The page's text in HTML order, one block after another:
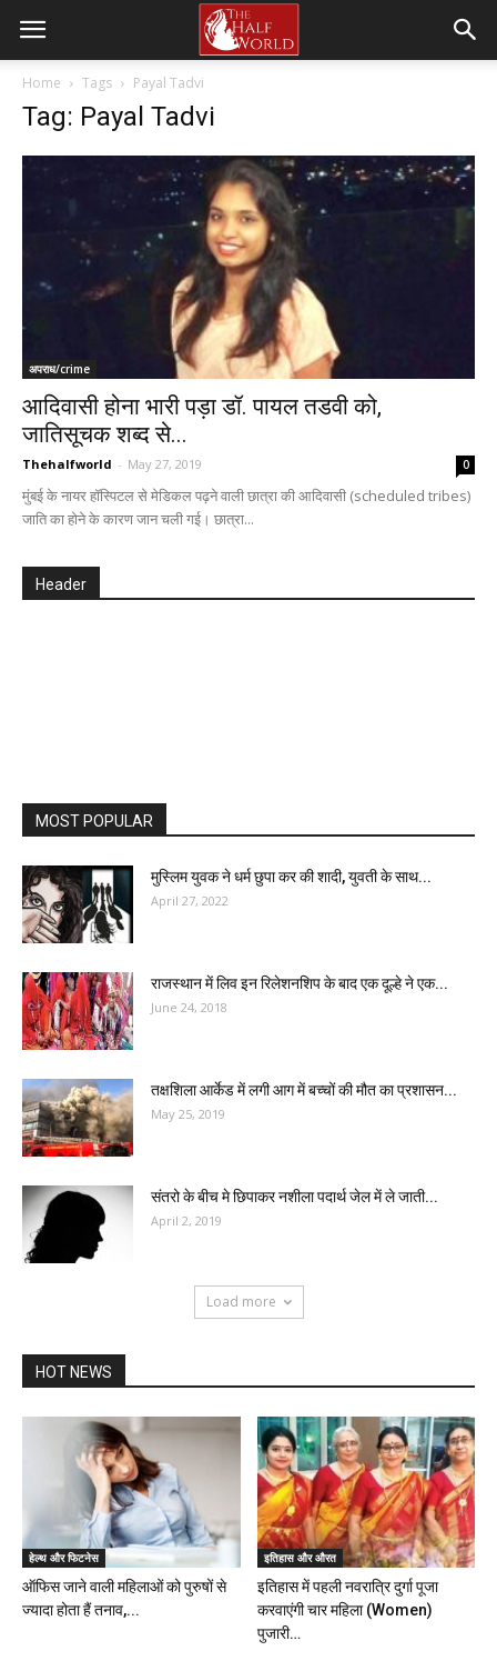
Home Tags Payal Tadvi
Tag: Payal Tadvi
अपराध/crime
आदिवासी होना भारी पड़ा डॉ. पायल तडवी को,
जातिसूचक शब्द से...
Thehalfworld - May 27, 2019 0
मुंबई के नायर हॉस्पिटल से मेडिकल पढ़ने वाली छात्रा की आदिवासी (scheduled tribes)
जाति का होने के कारण जान चली गई। छात्रा...
Header
MOST POPULAR
मुस्लिम युवक ने धर्म छुपा कर की शादी, युवती के साथ...
April 27, 2022
राजस्थान में लिव इन रिलेशनशिप के बाद एक दूल्हे ने एक...
June 24, 2018
तक्षशिला आर्केड में लगी आग में बच्चों की मौत का प्रशासन...
May 25, 2019
संतरो के बीच मे छिपाकर नशीला पदार्थ जेल में ले जाती...
April 2, 2019
Load more
HOT NEWS
हेल्थ और फिटनेस
ऑफिस जाने वाली महिलाओं को पुरुषों से
ज्यादा होता हैं तनाव,...
इतिहास और औरत
इतिहास में पहली नवरात्रि दुर्गा पूजा
करवाएंगी चार महिला (Women)
पुजारी…